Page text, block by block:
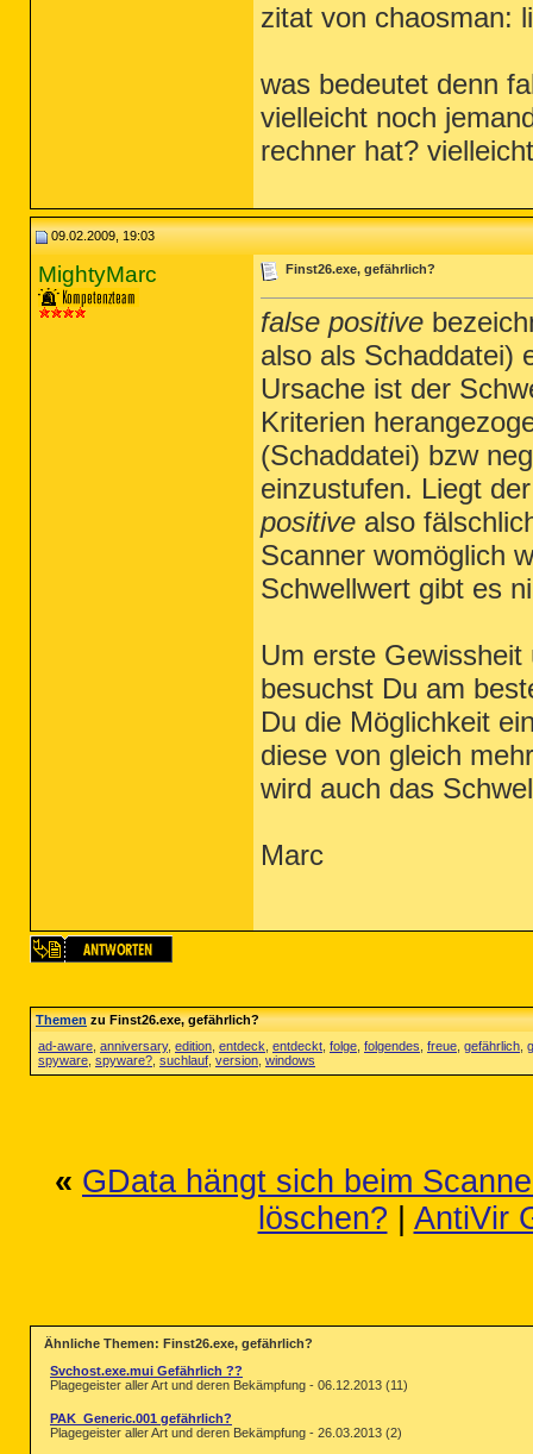
zitat von chaosman:
was bedeutet denn
vielleicht noch
rechner hat?
09.02.2009, 19:03
MightyMarc Finst26.exe, gefährlich?
false positive
also als Schaddatei)
Ursache ist der
Kriterien
(Schaddatei) bzw
einzustufen. Liegt
positive also
Scanner womöglich
Schwellwert gibt es
Um erste
besuchst Du am
Du die Möglichkeit
diese von gleich
wird auch das
Marc
Themenzu Finst26.exe, gefährlich?
ad-aware anniversary, edition entdeck entdeckt folge folgendes freue gefährlich
spyware spyware? suchlauf version windows
« GData hängt sich beim
löschen?
AntiVir
Ähnliche Themen: Finst26.exe, gefährlich?
Svchost.exe.mui Gefährlich ??
Plagegeister aller Art und deren Bekämpfung - 06.12.2013 (11)
PAK_Generic.001 gefährlich?
Plagegeister aller Art und deren Bekämpfung - 26.03.2013 (2)